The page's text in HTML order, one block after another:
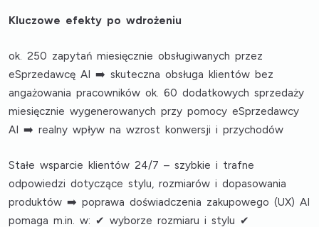
Kluczowe efekty po wdrożeniu
ok. 250 zapytań miesięcznie obsługiwanych przez
eSprzedawcę AI ➡️ skuteczna obsługa klientów bez
angażowania pracowników ok. 60 dodatkowych sprzedaży
miesięcznie wygenerowanych przy pomocy eSprzedawcy
AI ➡️ realny wpływ na wzrost konwersji i przychodów
Stałe wsparcie klientów 24/7 – szybkie i trafne
odpowiedzi dotyczące stylu, rozmiarów i dopasowania
produktów ➡️ poprawa doświadczenia zakupowego (UX) AI
pomaga m.in. w: ✔ wyborze rozmiaru i stylu ✔